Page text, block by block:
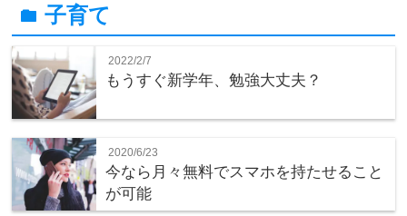
folder子育て
2022/2/7
もうすぐ新学年、勉強大丈夫？
2020/6/23
今なら月々無料でスマホを持たせること
が可能